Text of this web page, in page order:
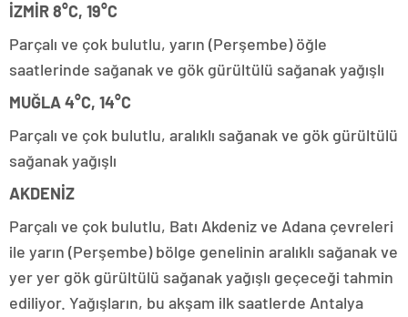
İZMİR 8°C, 19°C
Parçalı ve çok bulutlu, yarın (Perşembe) öğle
saatlerinde sağanak ve gök gürültülü sağanak yağışlı
MUĞLA 4°C, 14°C
Parçalı ve çok bulutlu, aralıklı sağanak ve gök gürültülü
sağanak yağışlı
AKDENİZ
Parçalı ve çok bulutlu, Batı Akdeniz ve Adana çevreleri
ile yarın (Perşembe) bölge genelinin aralıklı sağanak ve
yer yer gök gürültülü sağanak yağışlı geçeceği tahmin
ediliyor. Yağışların, bu akşam ilk saatlerde Antalya